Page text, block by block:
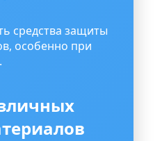
средства защиты
особенно при